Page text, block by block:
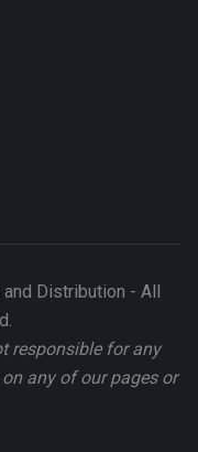
Distribution - All
responsible for any
any of our pages or